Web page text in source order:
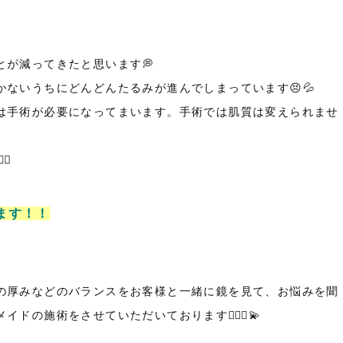
が減ってきたと思います💭
いうちにどんどんたるみが進んでしまっています😣💦
術が必要になってまいます。手術では肌質は変えられませ
！！
みなどのバランスをお客様と一緒に鏡を見て、お悩みを聞
ドの施術をさせていただいております💁🏽‍♀️💫